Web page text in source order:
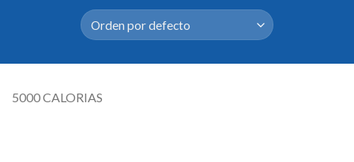
5000 CALORIAS